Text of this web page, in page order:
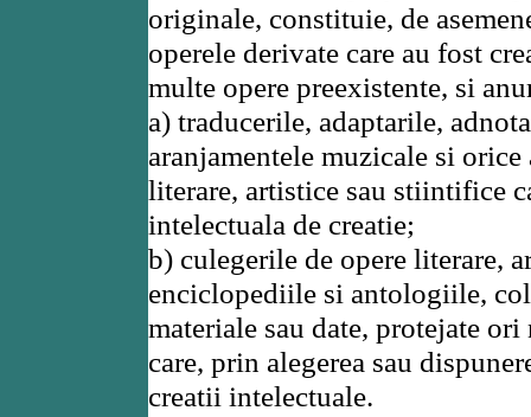
originale, constituie, de
operele derivate care au fost
multe opere preexistente, si
a) traducerile, adaptarile,
aranjamentele muzicale si
literare, artistice sau stiintifice
intelectuala de creatie;
b) culegerile de opere literare,
enciclopediile si antologiile,
materiale sau date, protejate
care, prin alegerea sau
creatii intelectuale.